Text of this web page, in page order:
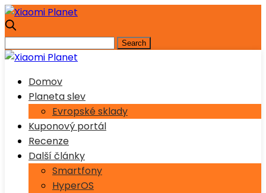
Domov
Planeta slev
Evropské sklady
Kuponový portál
Recenze
Další články
Smartfony
HyperOS